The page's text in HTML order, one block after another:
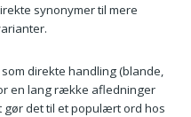
synonymer til mere
direkte handling (blande,
en lang række afledninger
det til et populært ord hos